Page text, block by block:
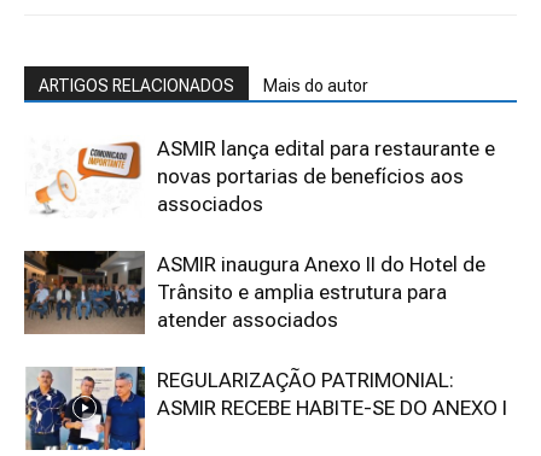
ARTIGOS RELACIONADOS Mais do autor
ASMIR lança edital para restaurante e
novas portarias de benefícios aos
associados
ASMIR inaugura Anexo II do Hotel de
Trânsito e amplia estrutura para
atender associados
REGULARIZAÇÃO PATRIMONIAL:
ASMIR RECEBE HABITE-SE DO ANEXO I